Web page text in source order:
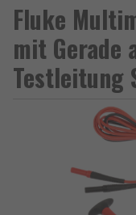
Fluke
mit
Testleitung